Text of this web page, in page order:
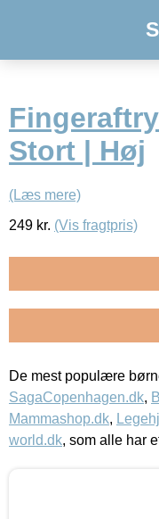
Stort | Høj
(Læs mere)
249 kr. (Vis fragtpris)
De mest populære
SagaCopenhagen.dk,
Mammashop.dk,
world.dk, som alle har